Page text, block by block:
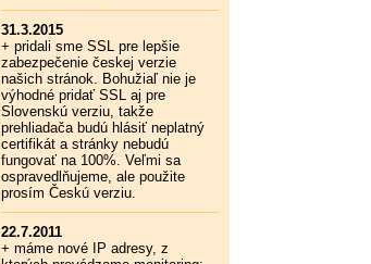
31.3.2015
+ pridali sme SSL pre lepšie
zabezpečenie českej verzie
našich stránok. Bohužiaľ nie je
výhodné pridať SSL aj pre
Slovenskú verziu, takže
prehliadača budú hlásiť neplatný
certifikát a stránky nebudú
fungovať na 100%. Veľmi sa
ospravedlňujeme, ale použite
prosím Českú verziu.
22.7.2011
+ máme nové IP adresy, z